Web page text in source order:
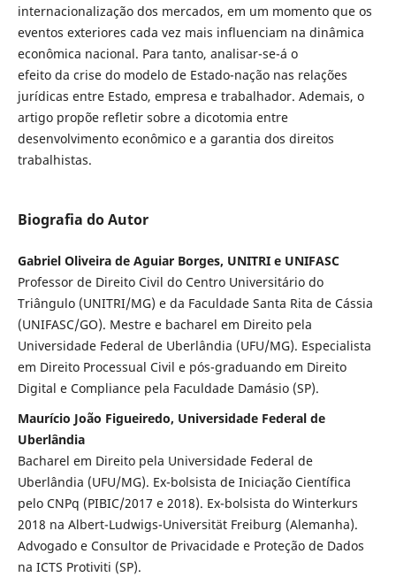
internacionalização dos mercados, em um momento que os
eventos exteriores cada vez mais influenciam na dinâmica
econômica nacional. Para tanto, analisar-se-á o
efeito da crise do modelo de Estado-nação nas relações
jurídicas entre Estado, empresa e trabalhador. Ademais, o
artigo propõe refletir sobre a dicotomia entre
desenvolvimento econômico e a garantia dos direitos
trabalhistas.
Biografia do Autor
Gabriel Oliveira de Aguiar Borges, UNITRI e UNIFASC
Professor de Direito Civil do Centro Universitário do
Triângulo (UNITRI/MG) e da Faculdade Santa Rita de Cássia
(UNIFASC/GO). Mestre e bacharel em Direito pela
Universidade Federal de Uberlândia (UFU/MG). Especialista
em Direito Processual Civil e pós-graduando em Direito
Digital e Compliance pela Faculdade Damásio (SP).
Maurício João Figueiredo, Universidade Federal de
Uberlândia
Bacharel em Direito pela Universidade Federal de
Uberlândia (UFU/MG). Ex-bolsista de Iniciação Científica
pelo CNPq (PIBIC/2017 e 2018). Ex-bolsista do Winterkurs
2018 na Albert-Ludwigs-Universität Freiburg (Alemanha).
Advogado e Consultor de Privacidade e Proteção de Dados
na ICTS Protiviti (SP).